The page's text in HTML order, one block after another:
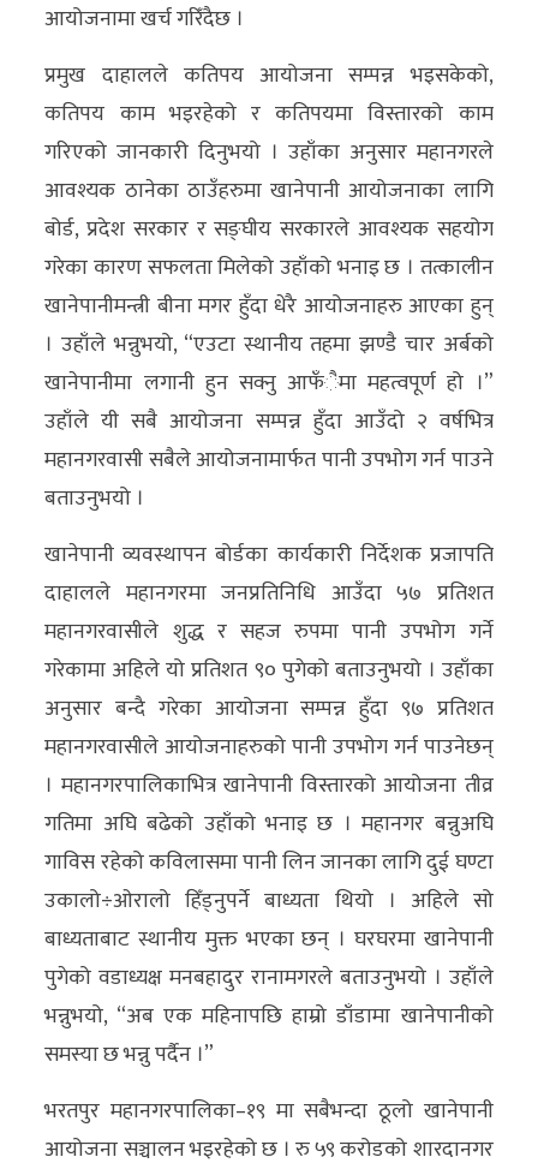
आयोजनामा खर्च गरिँदैछ ।
प्रमुख दाहालले कतिपय आयोजना सम्पन्न भइसकेको,
कतिपय काम भइरहेको र कतिपयमा विस्तारको काम
गरिएको जानकारी दिनुभयो । उहाँका अनुसार महानगरले
आवश्यक ठानेका ठाउँहरुमा खानेपानी आयोजनाका लागि
बोर्ड, प्रदेश सरकार र सङ्घीय सरकारले आवश्यक सहयोग
गरेका कारण सफलता मिलेको उहाँको भनाइ छ । तत्कालीन
खानेपानीमन्त्री बीना मगर हुँदा धेरै आयोजनाहरु आएका हुन्
। उहाँले भन्नुभयो, “एउटा स्थानीय तहमा झण्डै चार अर्बको
खानेपानीमा लगानी हुन सक्नु आफँैमा महत्वपूर्ण हो ।”
उहाँले यी सबै आयोजना सम्पन्न हुँदा आउँदो २ वर्षभित्र
महानगरवासी सबैले आयोजनामार्फत पानी उपभोग गर्न पाउने
बताउनुभयो ।
खानेपानी व्यवस्थापन बोर्डका कार्यकारी निर्देशक प्रजापति
दाहालले महानगरमा जनप्रतिनिधि आउँदा ५७ प्रतिशत
महानगरवासीले शुद्ध र सहज रुपमा पानी उपभोग गर्ने
गरेकामा अहिले यो प्रतिशत ९० पुगेको बताउनुभयो । उहाँका
अनुसार बन्दै गरेका आयोजना सम्पन्न हुँदा ९७ प्रतिशत
महानगरवासीले आयोजनाहरुको पानी उपभोग गर्न पाउनेछन्
। महानगरपालिकाभित्र खानेपानी विस्तारको आयोजना तीव्र
गतिमा अघि बढेको उहाँको भनाइ छ । महानगर बन्नुअघि
गाविस रहेको कविलासमा पानी लिन जानका लागि दुई घण्टा
उकालो÷ओरालो हिँड्नुपर्ने बाध्यता थियो । अहिले सो
बाध्यताबाट स्थानीय मुक्त भएका छन् । घरघरमा खानेपानी
पुगेको वडाध्यक्ष मनबहादुर रानामगरले बताउनुभयो । उहाँले
भन्नुभयो, “अब एक महिनापछि हाम्रो डाँडामा खानेपानीको
समस्या छ भन्नु पर्दैन ।”
भरतपुर महानगरपालिका–१९ मा सबैभन्दा ठूलो खानेपानी
आयोजना सञ्चालन भइरहेको छ । रु ५९ करोडको शारदानगर